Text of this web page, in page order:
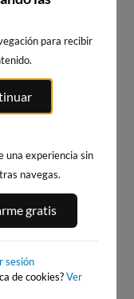
para recibir
una experiencia sin
navegas.
gratis
sesión
de cookies?Ver